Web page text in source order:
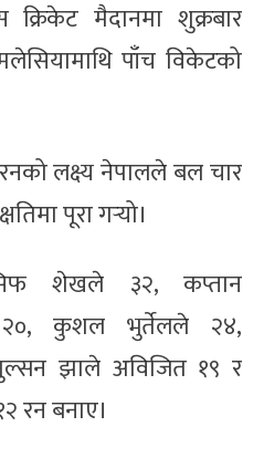
मैदानमा शुक्रबार
पाँच विकेटको
लक्ष्य नेपालले बल चार
पूरा गर्‍यो।
शेखले ३२, कप्तान
२०, कुशल भुर्तेलले २४,
झाले अविजित १९ र
रन बनाए।